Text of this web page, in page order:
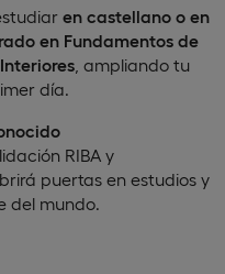
en castellano o en
en Fundamentos de
, ampliando tu
día.
RIBA y
puertas en estudios y
del mundo.